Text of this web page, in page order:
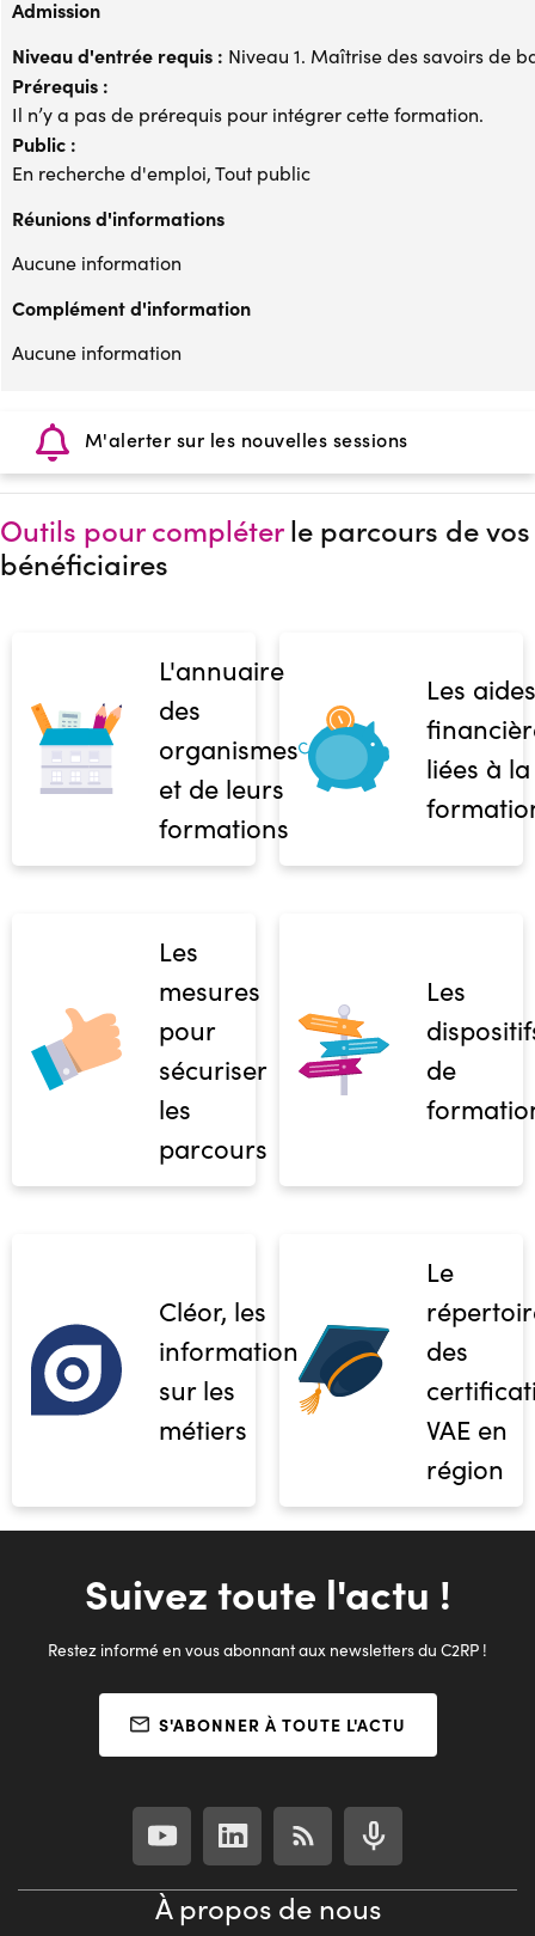
Admission
Niveau d'entrée requis : Niveau 1. Maîtrise des savoirs de
Prérequis :
Il n’y a pas de prérequis pour intégrer cette formation.
Public :
En recherche d'emploi, Tout public
Réunions d'informations
Aucune information
Complément d'information
Aucune information
M'alerter sur les nouvelles sessions
Outils pour compléterle parcours de vos
bénéficiaires
L'annuaire
des
organismes
et de leurs
formations
Les aides
liées à la
Les
mesures
pour
sécuriser
les
parcours
Les
de
Cléor, les
informations
sur les
métiers
Le
des
VAE en
région
Suivez toute l'actu !
Restez informé en vous abonnant aux newsletters du C2RP !
S'ABONNER À TOUTE L'ACTU
À propos de nous